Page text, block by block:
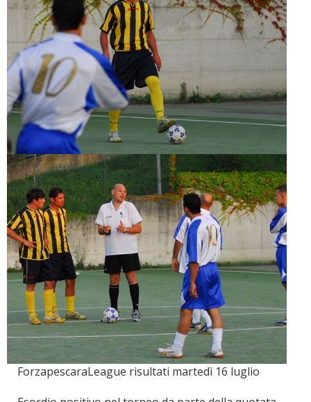
ForzapescaraLeague risultati martedì 16 luglio